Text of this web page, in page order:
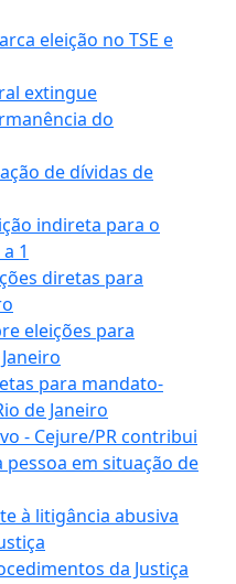
eleição no TSE e
extingue
do
de dívidas de
indireta para o
1
diretas para
eleições para
para mandato-
de Janeiro
- Cejure/PR contribui
em situação de
à litigância abusiva
da Justiça